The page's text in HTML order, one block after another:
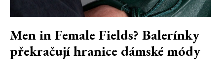
Men in Female Fields? Balerínky
překračují hranice dámské módy